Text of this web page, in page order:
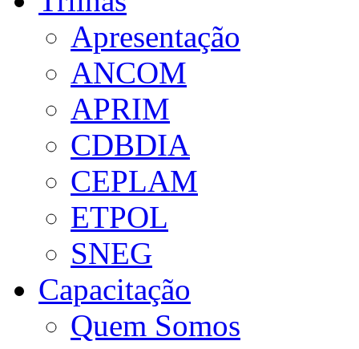
Apresentação
ANCOM
APRIM
CDBDIA
CEPLAM
ETPOL
SNEG
Capacitação
Quem Somos